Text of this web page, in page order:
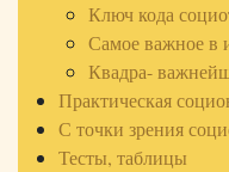
Ключ кода
Самое важное в
Квадра-
Практическая
С точки зрения
Тесты, таблицы